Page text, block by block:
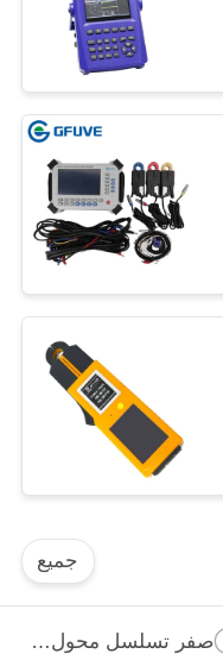
جميع
صفر تسلسل محول الحالي